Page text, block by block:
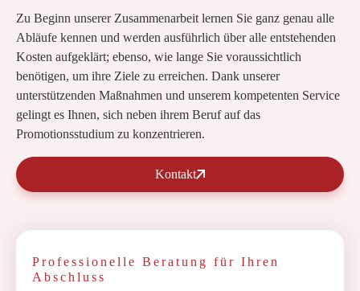
Zu Beginn unserer Zusammenarbeit lernen Sie ganz genau alle
Abläufe kennen und werden ausführlich über alle entstehenden
Kosten aufgeklärt; ebenso, wie lange Sie voraussichtlich
benötigen, um ihre Ziele zu erreichen. Dank unserer
unterstützenden Maßnahmen und unserem kompetenten Service
gelingt es Ihnen, sich neben ihrem Beruf auf das
Promotionsstudium zu konzentrieren.
Kontakt
Professionelle Beratung für Ihren
Abschluss